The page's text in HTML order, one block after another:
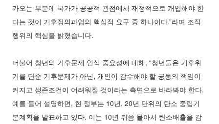
가오는 부분에 국가가 공공적 관점에서 재정적으로 개입해야 한
다는 것이 기후정의파업의 핵심적 요구 중 하나이다.”라며 조직
행위의 핵심을 밝혔습니다.
더불어 청년의 기후문제 인식 중요성에 대해, “청년들은 기후위
기를 단순 기후문제가 아닌, 개인이 감수해야 할 공동의 책임이
커지고 생존조건이 어려워질 것이라는 측면으로 바라봐야 한다.
예를 들어 설명하면, 현 정부는 10년, 20년 단위의 탄소 중립기
본계획을 발표하고 있다. 이는 10년 뒤쯤 몰아서 탄소배출을 감